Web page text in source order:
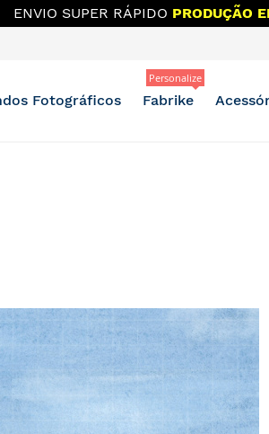
ENVIO SUPER RÁPIDO PRODUÇÃO
Fotográficos Fabrike
Personalize